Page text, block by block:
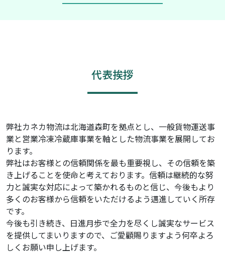
企業理念
代表挨拶
弊社カネカ物流は北海道森町を拠点とし、一般貨物運送事
業と営業冷凍冷蔵庫事業を軸とした物流事業を展開してお
ります。
弊社はお客様との信頼関係を最も重要視し、その信頼を築
き上げることを使命と考えております。信頼は継続的な努
力と誠実な対応によって築かれるものと信じ、今後もより
多くのお客様から信頼をいただけるよう邁進していく所存
です。
今後も引き続き、日進月歩で全力を尽くし誠実なサービス
を提供してまいりますので、ご愛顧賜りますよう何卒よろ
しくお願い申し上げます。